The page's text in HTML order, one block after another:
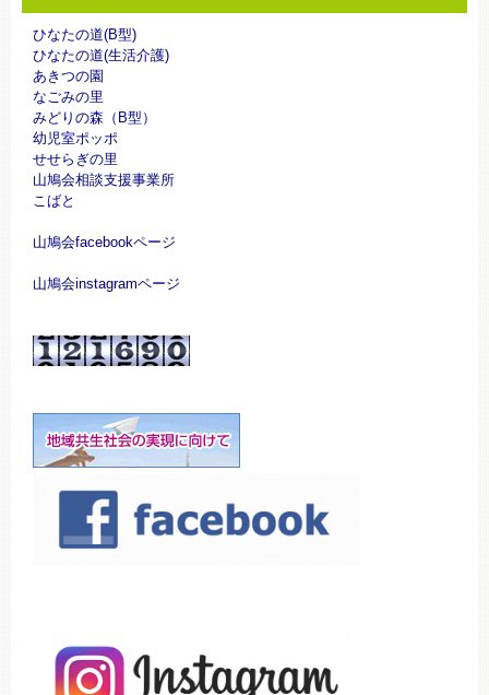
ひなたの道(B型)
ひなたの道(生活介護)
あきつの園
なごみの里
みどりの森（B型）
幼児室ポッポ
せせらぎの里
山鳩会相談支援事業所
こばと
山鳩会facebookページ
山鳩会instagramページ